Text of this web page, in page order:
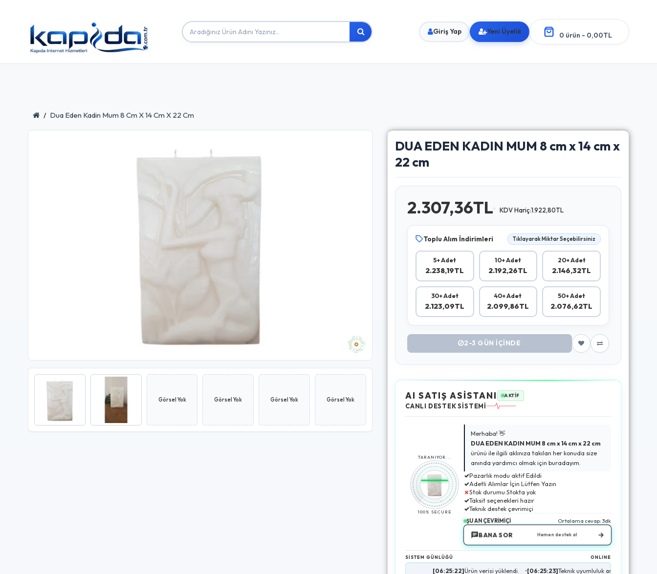
Giriş Yap Yeni Üyelik 0 ürün - 0,00TL
Dua Eden Kadin Mum 8 Cm X 14 Cm X 22 Cm
Görsel Yok Görsel Yok Görsel Yok Görsel Yok
DUA EDEN KADIN MUM 8 cm x 14 cm x
22 cm
2.307,36TL KDV Hariç:1.922,80TL
Toplu Alım İndirimleri Tıklayarak Miktar Seçebilirsiniz
5+ Adet
2.238,19TL
10+ Adet
2.192,26TL
20+ Adet
2.146,32TL
30+ Adet
2.123,09TL
40+ Adet
2.099,86TL
50+ Adet
2.076,62TL
2-3 GÜN IÇINDE
AI SATIŞ ASİSTANI AKTİF
CANLI DESTEK SİSTEMİ
TARANIYOR...
100% SECURE
Merhaba! 👋
DUA EDEN KADIN MUM 8 cm x 14 cm x 22 cm
ürünü ile ilgili aklınıza takılan her konuda size
anında yardımcı olmak için buradayım.
✓Pazarlık modu aktif Edildi
✓Adetli Alımlar İçin Lütfen Yazın
✗Stok durumu:Stokta yok
✓Taksit seçenekleri hazır
✓Teknik destek çevrimiçi
ŞU AN ÇEVRİMİÇİ Ortalama cevap: 3dk
BANA SOR Hemen destek al →
SİSTEM GÜNLÜĞÜ ONLINE
[06:25:22]Ürün verisi yüklendi. •[06:25:23]Teknik uyumluluk analizi tamamlandı.